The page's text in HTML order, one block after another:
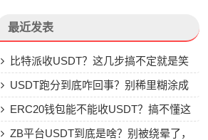
最近发表
比特派收USDT？这几步搞不定就是笑
话USDT跑分到底咋回事？别稀里糊涂成
了帮凶
ERC20钱包能不能收USDT？搞不懂这
些别乱转
ZB平台USDT到底是啥？别被绕晕了，